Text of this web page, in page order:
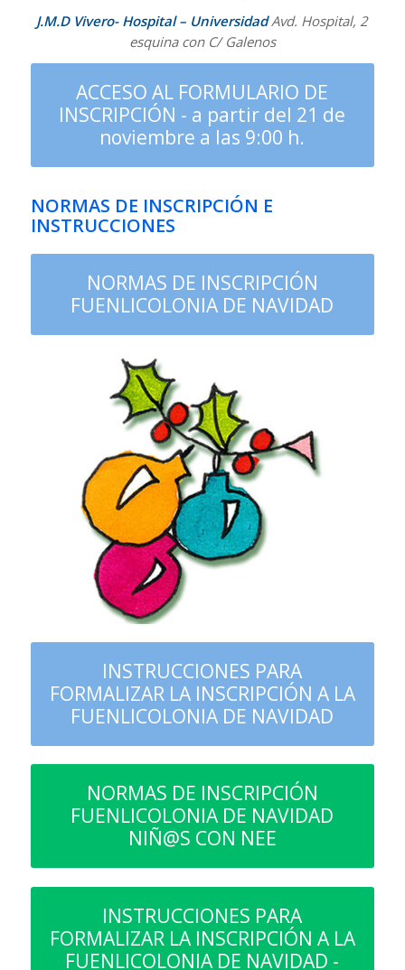
J.M.D Vivero- Hospital – UniversidadAvd. Hospital, 2
esquina con C/ Galenos
ACCESO AL FORMULARIO DE
INSCRIPCIÓN - a partir del 21 de
noviembre a las 9:00 h.
NORMAS DE INSCRIPCIÓN E
INSTRUCCIONES
NORMAS DE INSCRIPCIÓN
FUENLICOLONIA DE NAVIDAD
INSTRUCCIONES PARA
FORMALIZAR LA INSCRIPCIÓN A LA
FUENLICOLONIA DE NAVIDAD
NORMAS DE INSCRIPCIÓN
FUENLICOLONIA DE NAVIDAD
NIÑ@S CON NEE
INSTRUCCIONES PARA
FORMALIZAR LA INSCRIPCIÓN A LA
FUENLICOLONIA DE NAVIDAD -